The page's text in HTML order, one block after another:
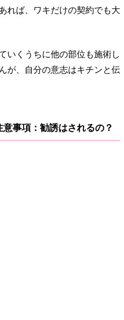
れば、ワキだけの契約でも大
いくうちに他の部位も施術し
が、自分の意志はキチンと伝
事項：勧誘はされるの？